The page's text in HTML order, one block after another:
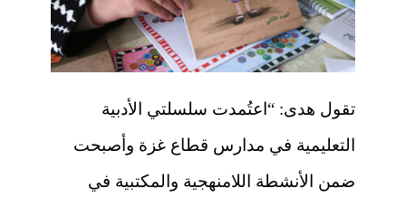
تقول هدى: “اعتُمدت سلسلتي الأدبية
التعليمية في مدارس قطاع غزة وأصبحت
ضمن الأنشطة اللامنهجية والمكتبية في